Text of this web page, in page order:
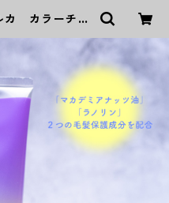
カ カラーチャ
トア